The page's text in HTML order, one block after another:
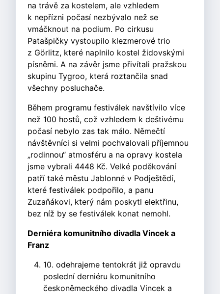
na trávě za kostelem, ale vzhledem
k nepřízni počasí nezbývalo než se
vmáčknout na podium. Po cirkusu
Patašpičky vystoupilo klezmerové trio
z Görlitz, které naplnilo kostel židovskými
písněmi. A na závěr jsme přivítali pražskou
skupinu Tygroo, která roztančila snad
všechny posluchače.
Během programu festiválek navštívilo více
než 100 hostů, což vzhledem k deštivému
počasí nebylo zas tak málo. Němečtí
návštěvníci si velmi pochvalovali příjemnou
„rodinnou“ atmosféru a na opravy kostela
jsme vybrali 4448 Kč. Velké poděkování
patří také městu Jablonné v Podještědí,
které festiválek podpořilo, a panu
Zuzaňákovi, který nám poskytl elektřinu,
bez níž by se festiválek konat nemohl.
Derniéra komunitního divadla Vincek a
Franz
10. odehrajeme tentokrát již opravdu
poslední derniéru komunitního
českoněmeckého divadla Vincek a